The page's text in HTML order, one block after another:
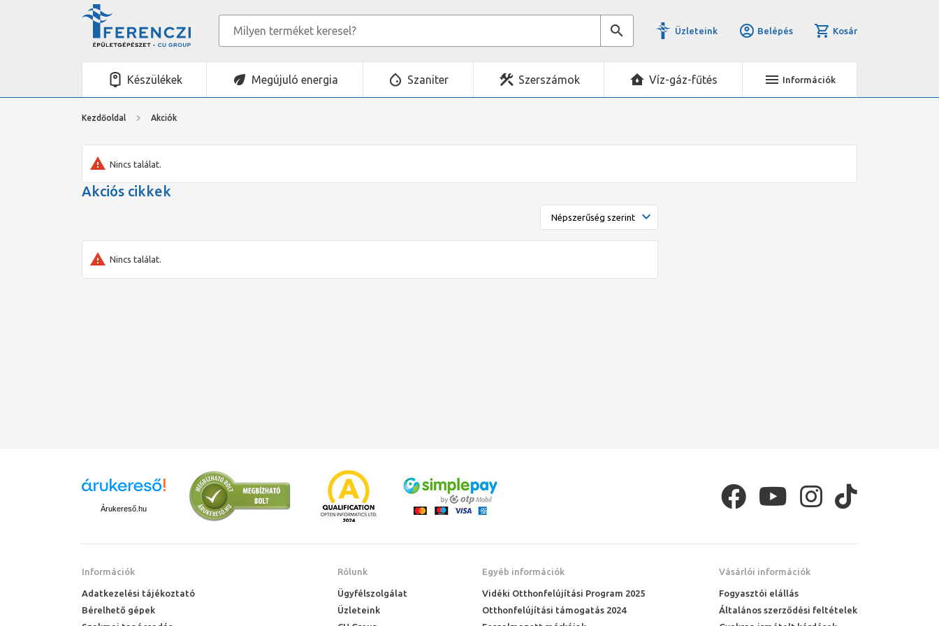
Üzleteink Belépés Kosár
Készülékek Megújuló energia Szaniter Szerszámok Víz-gáz-fűtés Információk
Kezdőoldal Akciók
Nincs találat.
Akciós cikkek
Nincs találat.
Árukereső.hu
Információk
Adatkezelési tájékoztató
Bérelhető gépek
Rólunk
Ügyfélszolgálat
Üzleteink
Egyéb információk
Vidéki Otthonfelújítási Program 2025
Otthonfelújítási támogatás 2024
Vásárlói információk
Fogyasztói elállás
Általános szerződési feltételek